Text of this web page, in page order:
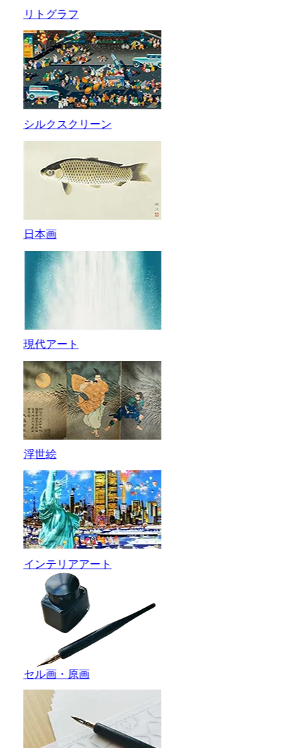
リトグラフ
シルクスクリーン
日本画
現代アート
浮世絵
インテリアアート
セル画・原画